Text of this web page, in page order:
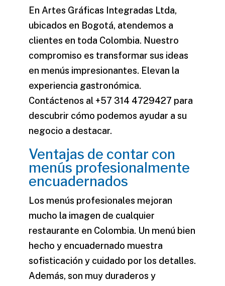
En Artes Gráficas Integradas Ltda,
ubicados en Bogotá, atendemos a
clientes en toda Colombia. Nuestro
compromiso es transformar sus ideas
en menús impresionantes. Elevan la
experiencia gastronómica.
Contáctenos al +57 314 4729427 para
descubrir cómo podemos ayudar a su
negocio a destacar.
Ventajas de contar con
menús profesionalmente
encuadernados
Los menús profesionales mejoran
mucho la imagen de cualquier
restaurante en Colombia. Un menú bien
hecho y encuadernado muestra
sofisticación y cuidado por los detalles.
Además, son muy duraderos y